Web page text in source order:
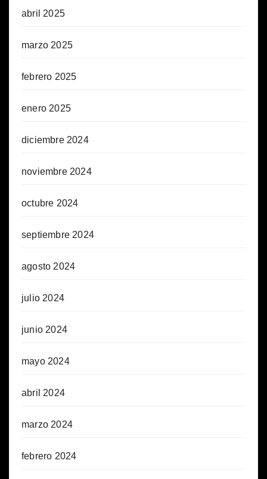
abril 2025
marzo 2025
febrero 2025
enero 2025
diciembre 2024
noviembre 2024
octubre 2024
septiembre 2024
agosto 2024
julio 2024
junio 2024
mayo 2024
abril 2024
marzo 2024
febrero 2024